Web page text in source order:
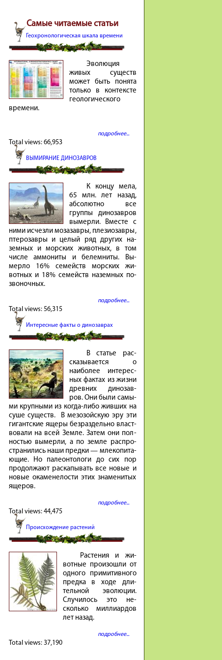
Самые читаемые статьи
Геохронологическая шкала времени
Эволюция
живых существ
может быть понята
только в контексте
геологического
времени.
подробнее...
Total views: 66,953
ВЫМИРАНИЕ ДИНОЗАВРОВ
К концу мела,
65 млн. лет на­зад,
аб­со­лютно все
группы ди­но­завров
вы­мерли. Вместе с
ними ис­чезли мо­за­завры, пле­зио­завры,
птеро­завры и це­лый ряд других на­
земных и мор­ских жи­вотных, в том
числе ам­мо­ниты и бе­лем­ниты. Вы­
мерло 16% се­мейств мор­ских жи­
вотных и 18% се­мейств на­земных по­
зво­ночных.
подробнее...
Total views: 56,315
Интересные факты о динозаврах
В ста­тье рас­
ска­зы­ва­ется о
наибо­лее инте­рес­
ных фак­тах из жиз­ни
древ­них ди­но­зав­
ров. Они бы­ли са­мы­
ми круп­ны­ми из ко­гда-либо жив­ших на
су­ше су­ществ. В ме­зо­зой­скую эру эти
ги­гант­ские яще­ры без­раз­дель­но власт­
во­ва­ли на всей Зем­ле. За­тем они пол­
но­стью вы­мер­ли, а по зем­ле рас­про­
стра­ни­лись на­ши пред­ки — мле­ко­пи­та­
ю­щие. Но па­ле­он­то­ло­ги до сих пор
про­дол­жа­ют рас­ка­пы­вать все но­вые и
но­вые ока­мене­ло­сти этих зна­ме­ни­тых
яще­ров.
подробнее...
Total views: 44,475
Происхождение растений
Расте­ния и жи­
вотные про­изошли от
од­ного при­ми­тив­ного
предка в ходе дли­
тель­ной эволю­ции.
Случи­лось это не­
сколько милли­ар­дов
лет на­зад.
подробнее...
Total views: 37,190